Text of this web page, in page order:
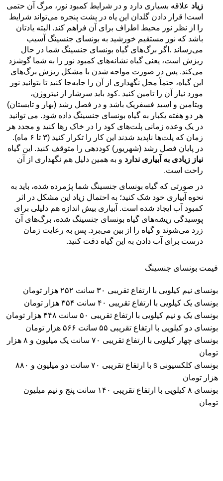
زیاد علاقه بسیاری دارد و در شرایط کمبود نور، مرگ آن حتمی
است! قرار دادن گلدان این یاه در پشت پنجره می‌تواند شرایط
را از نظر نور محیط اطراف برای آن فراهم کند. البته یادتان
باشد که نور مستقیم خورشید به بونسای جنسینگ آسیب
می‌رساند . اگر برگ‌های گیاه بونسای جنسینگ شما در حال
ریزش است، یعنی گیاه نشانه‌های کمبود نور را به شما گوشزد
می‌کند. پس در صورت مواجه شدن با مشکل ریزش برگ‌های
این گیاه، حتماً محل نگهداری از آن را جابه‌جا کنید تا بتوانید نور
مورد نیاز آن را تامین کنید .کود باید سرشار از نیتروژن،‌
ویتامین و اسید فسفریک باشد و در فصل رشد (بهار و تابستان)
هر دو هفته یکبار به گیاه بونسای جنسینگ داده شود. می توانید
در یک وعده زمانی پلت‌های کود را در خاک رها کنید و مجدد هر
زمان که پلت‌ها ناپدید شدند این کار را تکرار کنید (۳ تا ۶ ماه).
در پایان فصل رشد (شهریور) کوددهی را متوقف کنید. این گیاه
نیاز زیادی به آبیاری ندارد و به همین دلیل هم نگهداری از آن
راحت است.
در صورتی که گیاه بونسای جنسینگ شما پژمرده شده، باید به
نحوه آبیاری خود شک کنید؛ به احتمال زیاد این مشکل در اثر
کمبود آب ایجاد شده است. آبیاری بیش اندازه هم دلیلی برای
پوسیدگی ریشه‌های گیاه بونسای جنسینگ شده، برگ‌های آن
زرد می‌شوند و گیاه را از بین می‌برد. پس به رعایت زمان
درست برای آب دادن به این گیاه دقت کنید.
قیمت بونسای جنسینگ
بونسای نیم کیلویی با ارتفاع تقریبی ۳۰ سانت ۲۵۲ هزار تومان
بونسای یک کیلویی با ارتفاع تقریبی ۴۰ سانت ۳۵۴ هزار تومان
بونسای یک و نیم کیلویی با ارتفاع تقریبی ۵۰ سانت ۴۴۸ هزار تومان
بونسای دو کیلویی با ارتفاع تقریبی ۵۵ سانت ۵۶۶ هزار تومان
بونسای چهار کیلویی با ارتفاع تقریبی ۷۰ سانت یک میلیون و ۸ هزار
تومان
بونسای کلکسیونی s با ارتفاع تقریبی ۷۰ سانت دو میلیون و ۸۸۰
هزار تومان
بونسای ۸ کیلویی با ارتفاع تقریبی ۱۴۰ سانت پنج و نیم میلیون
تومان